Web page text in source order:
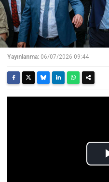
Yayınlanma: 06/07/2026 09:44